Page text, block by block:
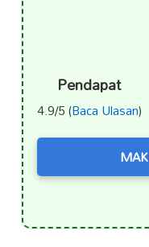
Pendapat
4.9/5 (Baca Ulasan)